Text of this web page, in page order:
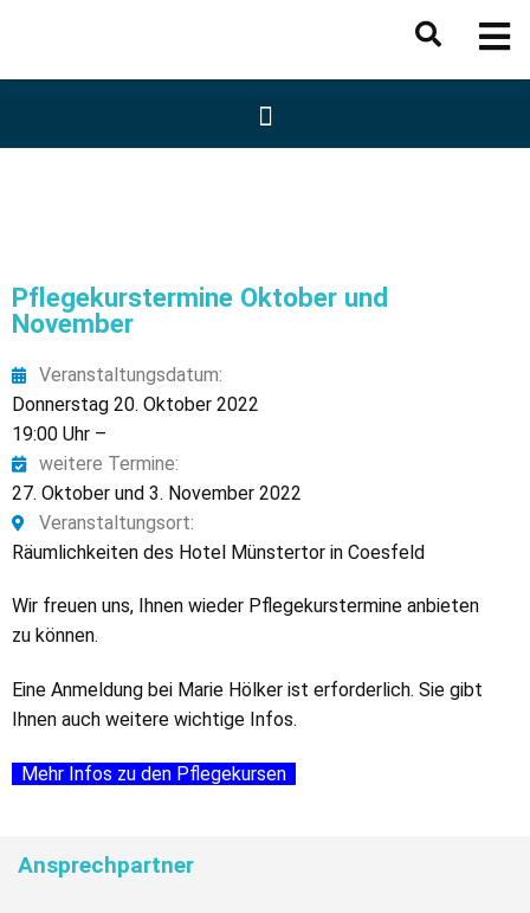
Pflegekurstermine Oktober und
November
Veranstaltungsdatum:
Donnerstag 20. Oktober 2022
19:00 Uhr –
weitere Termine:
27. Oktober und 3. November 2022
Veranstaltungsort:
Räumlichkeiten des Hotel Münstertor in Coesfeld
Wir freuen uns, Ihnen wieder Pflegekurstermine anbieten
zu können.
Eine Anmeldung bei Marie Hölker ist erforderlich. Sie gibt
Ihnen auch weitere wichtige Infos.
Mehr Infos zu den Pflegekursen
Ansprechpartner